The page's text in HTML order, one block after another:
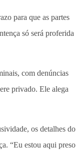
para que as partes
só será proferida
com denúncias
privado. Ele alega
os detalhes do
“Eu estou aqui preso